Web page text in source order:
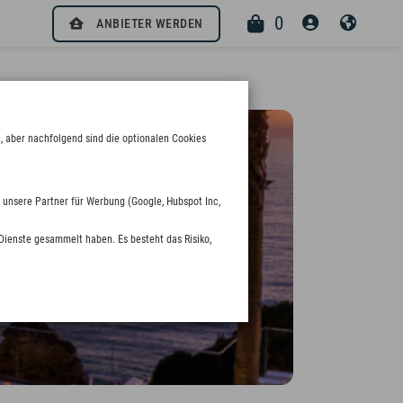
ANBIETER WERDEN 0
aber nachfolgend sind die optionalen Cookies
Partner für Werbung (Google, Hubspot Inc,
gesammelt haben. Es besteht das Risiko,